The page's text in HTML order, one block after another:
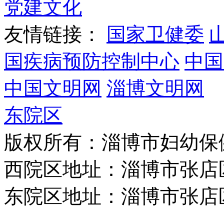
党建文化
友情链接：
国家卫健委
国疾病预防控制中心 中
中国文明网 淄博文明网
东院区
版权所有：淄博市妇幼
西院区地址：淄博市张
东院区地址：淄博市张